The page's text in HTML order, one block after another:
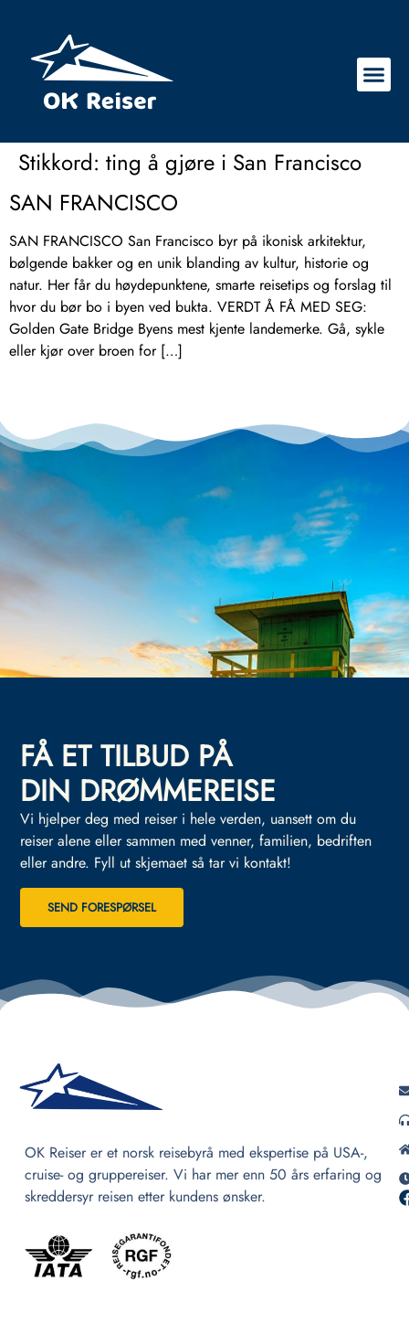
Stikkord: ting å gjøre i San Francisco
SAN FRANCISCO
SAN FRANCISCO San Francisco byr på ikonisk arkitektur,
bølgende bakker og en unik blanding av kultur, historie og
natur. Her får du høydepunktene, smarte reisetips og forslag til
hvor du bør bo i byen ved bukta. VERDT Å FÅ MED SEG:
Golden Gate Bridge Byens mest kjente landemerke. Gå, sykle
eller kjør over broen for […]
FÅ ET TILBUD PÅ
DIN DRØMMEREISE
Vi hjelper deg med reiser i hele verden, uansett om du
reiser alene eller sammen med venner, familien, bedriften
eller andre. Fyll ut skjemaet så tar vi kontakt!
SEND FORESPØRSEL
OK Reiser er et norsk reisebyrå med ekspertise på USA-,
cruise- og gruppereiser. Vi har mer enn 50 års erfaring og
skreddersyr reisen etter kundens ønsker.